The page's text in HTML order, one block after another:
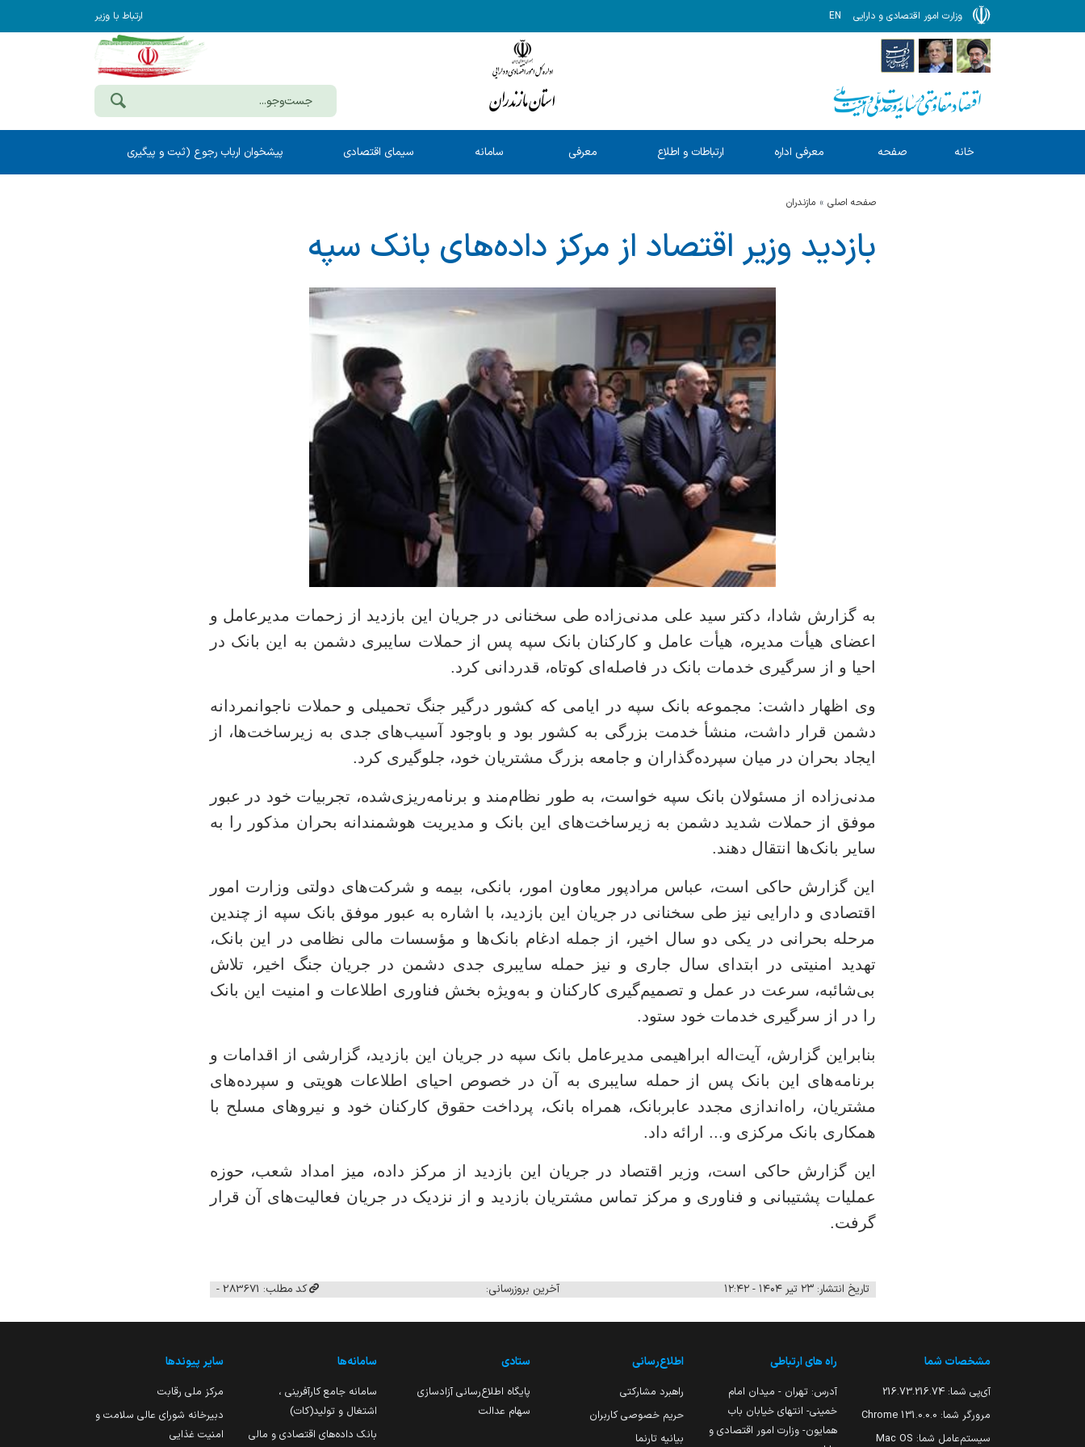
وزارت امور اقتصادی و دارایی EN ارتباط با وزیر
خانه صفحه معرفی اداره
کل
ارتباطات و اطلاع معرفی سامانه سیمای اقتصادی پیشخوان ارباب رجوع (ثبت و پیگیری
صفحه اصلی مازندران
بازدید وزیر اقتصاد از مركز داده‌های بانك سپه
به گزارش شادا، دکتر سید علی مدنی‌زاده طی سخنانی در جریان این بازدید از زحمات مدیرعامل و
اعضای هیأت مدیره، هیأت عامل و کارکنان بانک سپه پس از حملات سایبری دشمن به این بانک در
احیا و از سرگیری خدمات بانک در فاصله‌ای کوتاه، قدردانی کرد.
وی اظهار داشت: مجموعه بانک سپه در ایامی که کشور درگیر جنگ تحمیلی و حملات ناجوانمردانه
دشمن قرار داشت، منشأ خدمت بزرگی به کشور بود و باوجود آسیب‌های جدی به زیرساخت‌ها، از
ایجاد بحران در میان سپرده‌گذاران و جامعه بزرگ مشتریان خود، جلوگیری کرد.
مدنی‌زاده از مسئولان بانک سپه خواست، به طور نظام‌مند و برنامه‌ریزی‌شده، تجربیات خود در عبور
موفق از حملات شدید دشمن به زیرساخت‌های این بانک و مدیریت هوشمندانه بحران مذکور را به
سایر بانک‌ها انتقال دهند.
این گزارش حاکی است، عباس مرادپور معاون امور، بانکی، بیمه و شرکت‌های دولتی وزارت امور
اقتصادی و دارایی نیز طی سخنانی در جریان این بازدید، با اشاره به عبور موفق بانک سپه از چندین
مرحله بحرانی در یکی دو سال اخیر، از جمله ادغام بانک‌ها و مؤسسات مالی نظامی در این بانک،
تهدید امنیتی در ابتدای سال جاری و نیز حمله سایبری جدی دشمن در جریان جنگ اخیر، تلاش
بی‌شائبه، سرعت در عمل و تصمیم‌گیری کارکنان و به‌ویژه بخش فناوری اطلاعات و امنیت این بانک
را در از سرگیری خدمات خود ستود.
بنابراین گزارش، آیت‌اله ابراهیمی مدیرعامل بانک سپه در جریان این بازدید، گزارشی از اقدامات و
برنامه‌های این بانک پس از حمله سایبری به آن در خصوص احیای اطلاعات هویتی و سپرده‌های
مشتریان، راه‌اندازی مجدد عابربانک، همراه بانک، پرداخت حقوق کارکنان خود و نیروهای مسلح با
همکاری بانک مرکزی و... ارائه داد.
این گزارش حاکی است، وزیر اقتصاد در جریان این بازدید از مرکز داده، میز امداد شعب، حوزه
عملیات پشتیبانی و فناوری و مرکز تماس مشتریان بازدید و از نزدیک در جریان فعالیت‌های آن قرار
گرفت.
تاریخ انتشار: ۲۳ تیر ۱۴۰۴ - ۱۲:۴۲ آخرین بروزرسانی: کد مطلب: 283671 -
مشخصات شما
آی‌پی شما: 216.73.216.74
مرورگر شما: 131.0.0.0 Chrome
سیستم‌عامل شما: Mac OS
راه های ارتباطی
آدرس: تهران - میدان امام
خمینی- انتهای خیابان باب
همایون- وزارت امور اقتصادی و
اطلاع‌رسانی
راهبرد مشارکتی
حریم خصوصی کاربران
بیانیه تارنما
ستادی
پایگاه اطلاع‌رسانی آزادسازی
سهام عدالت
سامانه‌ها
سامانه جامع کارآفرینی ،
اشتغال و تولید(کات)
بانک داده‌های اقتصادی و مالی
سایر پیوندها
مرکز ملی رقابت
دبیرخانه شورای عالی سلامت و
امنیت غذایی